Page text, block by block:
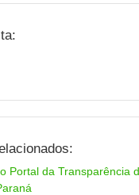
Portal da Transparência